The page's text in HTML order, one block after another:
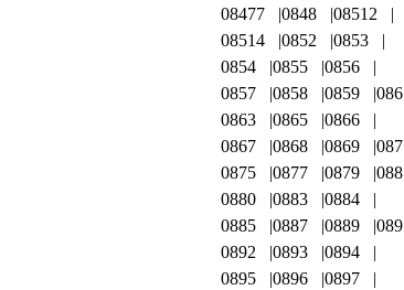
08477
0848
08512
08514
0852
0853
0854
0855
0856
0857
0858 0859
086
0863
0865
0866
0867
0868 0869
087
0875
0877 0879
088
0880
0883
0884
0885
0887 0889
089
0892
0893
0894
0895
0896
0897